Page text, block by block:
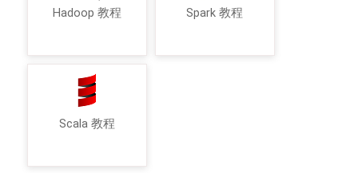
Hadoop 教程 Spark 教程
Scala 教程